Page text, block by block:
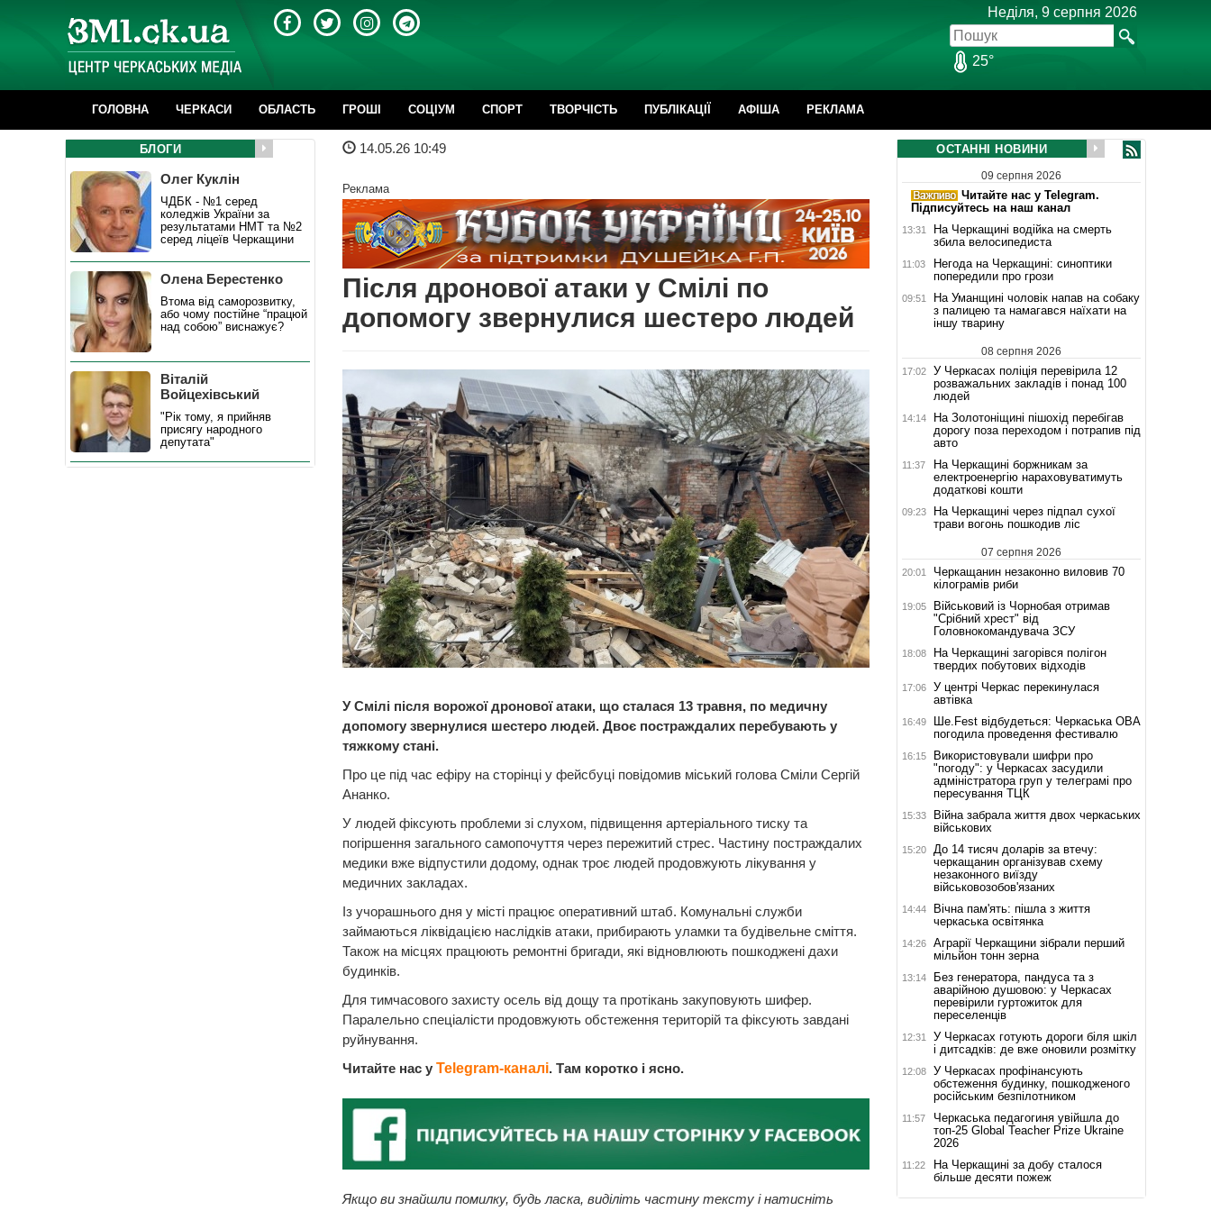
Неділя, 9 серпня 2026
25°
ГОЛОВНА ЧЕРКАСИ ОБЛАСТЬ ГРОШІ CОЦІУМ СПОРТ ТВОРЧІСТЬ ПУБЛІКАЦІЇ АФІША РЕКЛАМА
14.05.26 10:49
Реклама
Після дронової атаки у Смілі по
допомогу звернулися шестеро людей
У Смілі після ворожої дронової атаки, що сталася 13 травня, по медичну
допомогу звернулися шестеро людей. Двоє постраждалих перебувають у
тяжкому стані.
Про це під час ефіру на сторінці у фейсбуці повідомив міський голова Сміли Сергій
Ананко.
У людей фіксують проблеми зі слухом, підвищення артеріального тиску та
погіршення загального самопочуття через пережитий стрес. Частину постраждалих
медики вже відпустили додому, однак троє людей продовжують лікування у
медичних закладах.
Із учорашнього дня у місті працює оперативний штаб. Комунальні служби
займаються ліквідацією наслідків атаки, прибирають уламки та будівельне сміття.
Також на місцях працюють ремонтні бригади, які відновлюють пошкоджені дахи
будинків.
Для тимчасового захисту осель від дощу та протікань закуповують шифер.
Паралельно спеціалісти продовжують обстеження територій та фіксують завдані
руйнування.
Читайте нас у Telegram-каналі. Там коротко і ясно.
Якщо ви знайшли помилку, будь ласка, виділіть частину тексту і натисніть
БЛОГИ
Олег Куклін
ЧДБК - №1 серед
коледжів України за
результатами НМТ та №2
серед ліцеїв Черкащини
Олена Берестенко
Втома від саморозвитку,
або чому постійне “працюй
над собою” виснажує?
Віталій
Войцехівський
"Рік тому, я прийняв
присягу народного
депутата"
ОСТАННІ НОВИНИ
09 серпня 2026
Читайте нас у Telegram.
Підписуйтесь на наш канал
13:31
На Черкащині водійка на смерть
збила велосипедиста
11:03
Негода на Черкащині: синоптики
попередили про грози
09:51
На Уманщині чоловік напав на собаку
з палицею та намагався наїхати на
іншу тварину
08 серпня 2026
17:02
У Черкасах поліція перевірила 12
розважальних закладів і понад 100
людей
14:14
На Золотоніщині пішохід перебігав
дорогу поза переходом і потрапив під
авто
11:37
На Черкащині боржникам за
електроенергію нараховуватимуть
додаткові кошти
09:23
На Черкащині через підпал сухої
трави вогонь пошкодив ліс
07 серпня 2026
20:01
Черкащанин незаконно виловив 70
кілограмів риби
19:05
Військовий із Чорнобая отримав
"Срібний хрест" від
Головнокомандувача ЗСУ
18:08
На Черкащині загорівся полігон
твердих побутових відходів
17:06
У центрі Черкас перекинулася
автівка
16:49
Ше.Fest відбудеться: Черкаська ОВА
погодила проведення фестивалю
16:15
Використовували шифри про
"погоду": у Черкасах засудили
адміністратора груп у телеграмі про
пересування ТЦК
15:33
Війна забрала життя двох черкаських
військових
15:20
До 14 тисяч доларів за втечу:
черкащанин організував схему
незаконного виїзду
військовозобов'язаних
14:44
Вічна пам'ять: пішла з життя
черкаська освітянка
14:26
Аграрії Черкащини зібрали перший
мільйон тонн зерна
13:14
Без генератора, пандуса та з
аварійною душовою: у Черкасах
перевірили гуртожиток для
переселенців
12:31
У Черкасах готують дороги біля шкіл
і дитсадків: де вже оновили розмітку
12:08
У Черкасах профінансують
обстеження будинку, пошкодженого
російським безпілотником
11:57
Черкаська педагогиня увійшла до
топ-25 Global Teacher Prize Ukraine
2026
11:22
На Черкащині за добу сталося
більше десяти пожеж